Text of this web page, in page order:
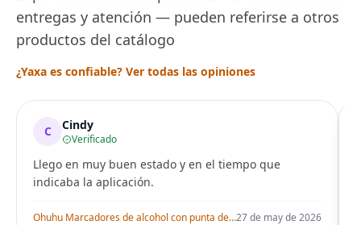
entregas y atención — pueden referirse a otros
productos del catálogo
¿Yaxa es confiable? Ver todas las opiniones
C Cindy
Verificado
Llego en muy buen estado y en el tiempo que
indicaba la aplicación.
Ohuhu Marcadores de alcohol con punta de pincel – Juego de marcadores artísticos de doble punta con certificación AP para artistas adultos27 de may de 2026